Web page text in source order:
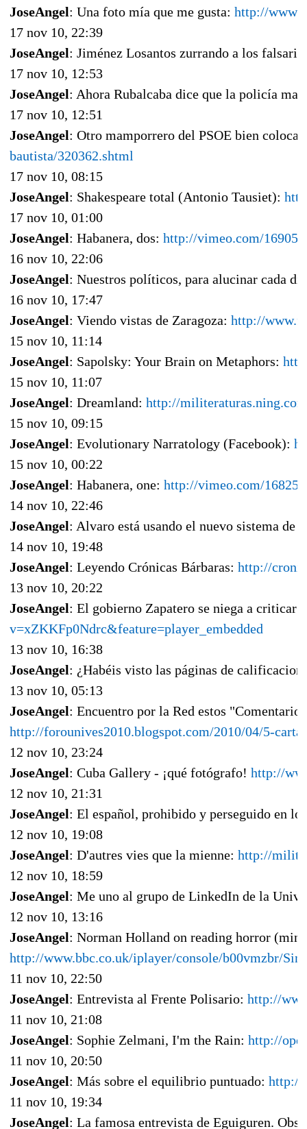
JoseAngel: Una foto mía que me gusta: http://
17 nov 10, 22:39
JoseAngel: Jiménez Losantos zurrando a los
17 nov 10, 12:53
JoseAngel: Ahora Rubalcaba dice que la policía
17 nov 10, 12:51
JoseAngel: Otro mamporrero del PSOE bien
bautista/320362.shtml
17 nov 10, 08:15
JoseAngel: Shakespeare total (Antonio Tausiet):
17 nov 10, 01:00
JoseAngel: Habanera, dos: http://vimeo.com/
16 nov 10, 22:06
JoseAngel: Nuestros políticos, para alucinar cada
16 nov 10, 17:47
JoseAngel: Viendo vistas de Zaragoza: http://
15 nov 10, 11:14
JoseAngel: Sapolsky: Your Brain on Metaphors:
15 nov 10, 11:07
JoseAngel: Dreamland: http://
15 nov 10, 09:15
JoseAngel: Evolutionary Narratology (Facebook):
15 nov 10, 00:22
JoseAngel: Habanera, one: http://vimeo.com/
14 nov 10, 22:46
JoseAngel: Alvaro está usando el nuevo sistema
14 nov 10, 19:48
JoseAngel: Leyendo Crónicas Bárbaras: http://
13 nov 10, 20:22
JoseAngel: El gobierno Zapatero se niega a criticar
v=xZKKFp0Ndrc&feature=player_embedded
13 nov 10, 16:38
JoseAngel: ¿Habéis visto las páginas de
13 nov 10, 05:13
JoseAngel: Encuentro por la Red estos
http://forounives2010.blogspot.com/2010/04/5-
12 nov 10, 23:24
JoseAngel: Cuba Gallery - ¡qué fotógrafo! http://
12 nov 10, 21:31
JoseAngel: El español, prohibido y perseguido en
12 nov 10, 19:08
JoseAngel: D'autres vies que la mienne: http://
12 nov 10, 18:59
JoseAngel: Me uno al grupo de LinkedIn de la
12 nov 10, 13:16
JoseAngel: Norman Holland on reading horror
http://www.bbc.co.uk/iplayer/console/b00vmzbr/
11 nov 10, 22:50
JoseAngel: Entrevista al Frente Polisario: http://
11 nov 10, 21:08
JoseAngel: Sophie Zelmani, I'm the Rain: http://
11 nov 10, 20:50
JoseAngel: Más sobre el equilibrio puntuado: http://
11 nov 10, 19:34
JoseAngel: La famosa entrevista de Eguiguren.